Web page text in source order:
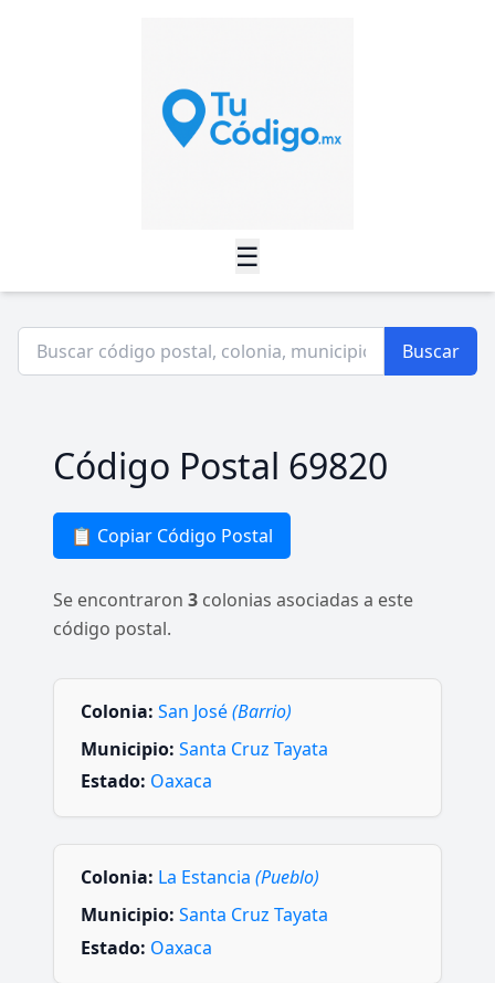
☰
Buscar
Código Postal 69820
📋 Copiar Código Postal
Se encontraron 3 colonias asociadas a este
código postal.
Colonia: San José(Barrio)
Municipio: Santa Cruz Tayata
Estado: Oaxaca
Colonia: La Estancia (Pueblo)
Municipio: Santa Cruz Tayata
Estado: Oaxaca